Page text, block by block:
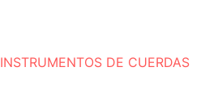
INSTRUMENTOS DE CUERDAS